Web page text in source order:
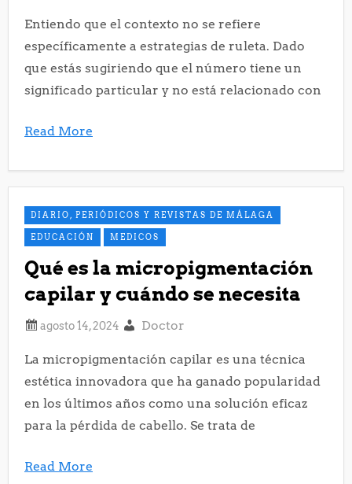
Entiendo que el contexto no se refiere
específicamente a estrategias de ruleta. Dado
que estás sugiriendo que el número tiene un
significado particular y no está relacionado con
Read More
DIARIO, PERIÓDICOS Y REVISTAS DE MÁLAGA
EDUCACIÓN MEDICOS
Qué es la micropigmentación
capilar y cuándo se necesita
Doctor
La micropigmentación capilar es una técnica
estética innovadora que ha ganado popularidad
en los últimos años como una solución eficaz
para la pérdida de cabello. Se trata de
Read More